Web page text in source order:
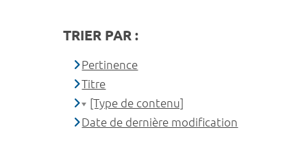
TRIER PAR :
Pertinence
Titre
[Type de contenu]
Date de dernière modification